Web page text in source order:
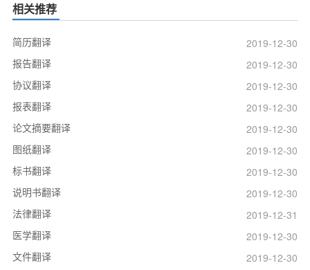
相关推荐
简历翻译
2019-12-30
报告翻译
2019-12-30
协议翻译
2019-12-30
报表翻译
2019-12-30
论文摘要翻译
2019-12-30
图纸翻译
2019-12-30
标书翻译
2019-12-30
说明书翻译
2019-12-30
法律翻译
2019-12-31
医学翻译
2019-12-30
文件翻译
2019-12-30